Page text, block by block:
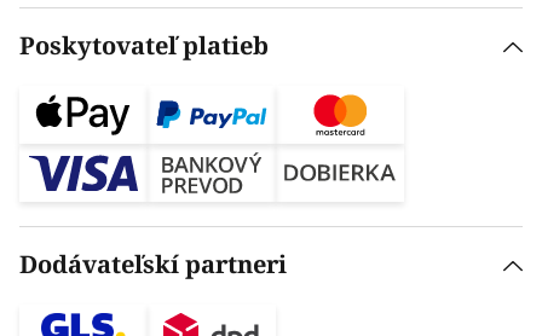
Poskytovateľ platieb
Dodávateľskí partneri